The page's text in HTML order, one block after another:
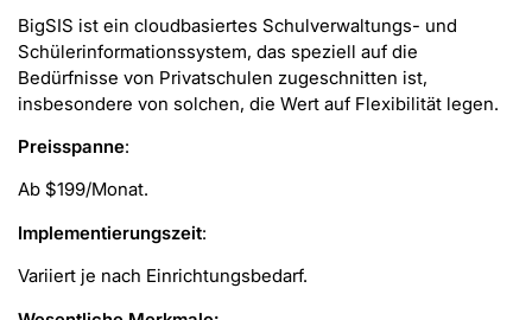
BigSIS ist ein cloudbasiertes Schulverwaltungs- und
Schülerinformationssystem, das speziell auf die
Bedürfnisse von Privatschulen zugeschnitten ist,
insbesondere von solchen, die Wert auf Flexibilität legen.
Preisspanne:
Ab $199/Monat.
Implementierungszeit:
Variiert je nach Einrichtungsbedarf.